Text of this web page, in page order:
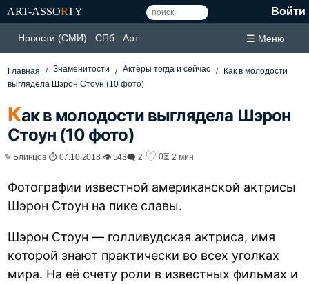
ART-ASSORTY Войти
Новости (СМИ) СПб Арт ☰ Меню
Главная Знаменитости Актёры тогда и сейчас
Как в молодости
выглядела Шэрон Стоун (10 фото)
Как в молодости выглядела Шэрон
Стоун (10 фото)
✎ Блинцов ⏱ 07.10.2018 👁 543🗨 2 ♡ 0⏳ 2 мин
Фотографии известной американской актрисы
Шэрон Стоун на пике славы.
Шэрон Стоун — голливудская актриса, имя
которой знают практически во всех уголках
мира. На её счету роли в известных фильмах и